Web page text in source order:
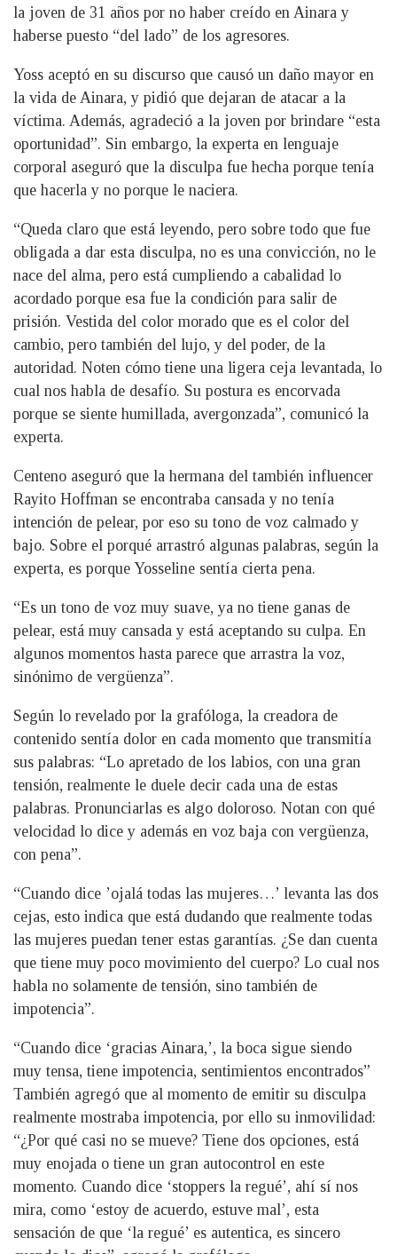
la joven de 31 años por no haber creído en Ainara y
haberse puesto “del lado” de los agresores.
Yoss aceptó en su discurso que causó un daño mayor en
la vida de Ainara, y pidió que dejaran de atacar a la
víctima. Además, agradeció a la joven por brindare “esta
oportunidad”. Sin embargo, la experta en lenguaje
corporal aseguró que la disculpa fue hecha porque tenía
que hacerla y no porque le naciera.
“Queda claro que está leyendo, pero sobre todo que fue
obligada a dar esta disculpa, no es una convicción, no le
nace del alma, pero está cumpliendo a cabalidad lo
acordado porque esa fue la condición para salir de
prisión. Vestida del color morado que es el color del
cambio, pero también del lujo, y del poder, de la
autoridad. Noten cómo tiene una ligera ceja levantada, lo
cual nos habla de desafío. Su postura es encorvada
porque se siente humillada, avergonzada”, comunicó la
experta.
Centeno aseguró que la hermana del también influencer
Rayito Hoffman se encontraba cansada y no tenía
intención de pelear, por eso su tono de voz calmado y
bajo. Sobre el porqué arrastró algunas palabras, según la
experta, es porque Yosseline sentía cierta pena.
“Es un tono de voz muy suave, ya no tiene ganas de
pelear, está muy cansada y está aceptando su culpa. En
algunos momentos hasta parece que arrastra la voz,
sinónimo de vergüenza”.
Según lo revelado por la grafóloga, la creadora de
contenido sentía dolor en cada momento que transmitía
sus palabras: “Lo apretado de los labios, con una gran
tensión, realmente le duele decir cada una de estas
palabras. Pronunciarlas es algo doloroso. Notan con qué
velocidad lo dice y además en voz baja con vergüenza,
con pena”.
“Cuando dice ’ojalá todas las mujeres…’ levanta las dos
cejas, esto indica que está dudando que realmente todas
las mujeres puedan tener estas garantías. ¿Se dan cuenta
que tiene muy poco movimiento del cuerpo? Lo cual nos
habla no solamente de tensión, sino también de
impotencia”.
“Cuando dice ‘gracias Ainara,’, la boca sigue siendo
muy tensa, tiene impotencia, sentimientos encontrados”
También agregó que al momento de emitir su disculpa
realmente mostraba impotencia, por ello su inmovilidad:
“¿Por qué casi no se mueve? Tiene dos opciones, está
muy enojada o tiene un gran autocontrol en este
momento. Cuando dice ‘stoppers la regué’, ahí sí nos
mira, como ‘estoy de acuerdo, estuve mal’, esta
sensación de que ‘la regué’ es autentica, es sincero